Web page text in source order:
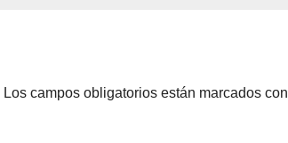
Los campos obligatorios están marcados con